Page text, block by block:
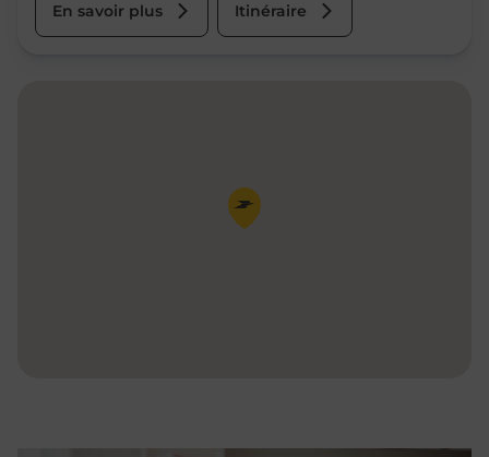
En savoir plus Itinéraire
Pin de la carte